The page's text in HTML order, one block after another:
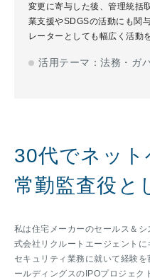
変更に寄与した後、管理統括
業支援やSDGSの活動にも関
レーターとしても幅広く活動
活用テーマ：法務・ガ
30代でネッ
常勤監査役と
私は住宅メーカーのセールス＆
式会社リクルートエージェント
セキュリティ業務に就いて経験
ールディングスのIPOプロジェク